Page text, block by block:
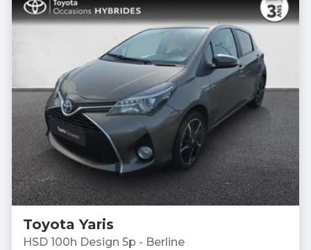
Toyota Yaris
HSD 100h Design 5p - Berline